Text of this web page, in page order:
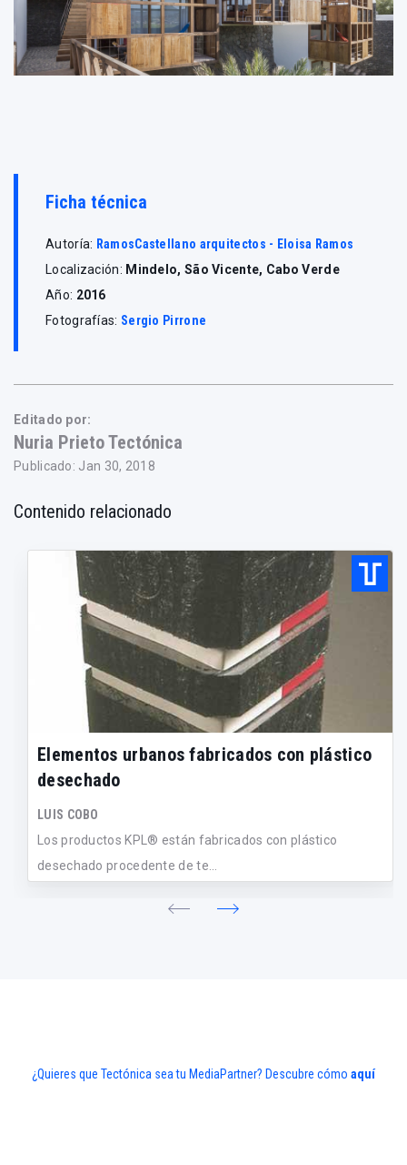
Ficha técnica
Autoría: RamosCastellano arquitectos - Eloisa Ramos
Localización: Mindelo, São Vicente, Cabo Verde
Año: 2016
Fotografías: Sergio Pirrone
Editado por:
Nuria Prieto Tectónica
Publicado: Jan 30, 2018
Contenido relacionado
Elementos urbanos fabricados con plástico
desechado
LUIS COBO
Los productos KPL® están fabricados con plástico
desechado procedente de te...
¿Quieres que Tectónica sea tu MediaPartner? Descubre cómo aquí